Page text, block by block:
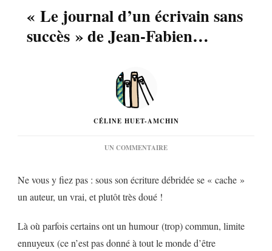
« Le journal d’un écrivain sans
succès » de Jean-Fabien…
CÉLINE HUET-AMCHIN
UN COMMENTAIRESUR
D’UN
DE
JEAN-
FABIEN…
Ne vous y fiez pas : sous son écriture débridée se « cache »
un auteur, un vrai, et plutôt très doué !
Là où parfois certains ont un humour (trop) commun, limite
ennuyeux (ce n’est pas donné à tout le monde d’être